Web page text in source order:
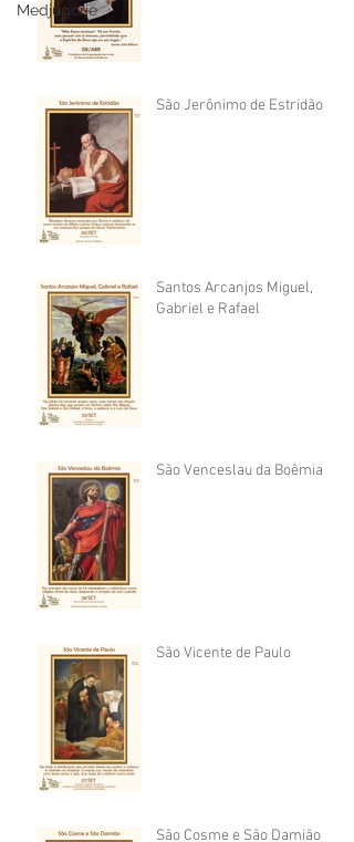
Medjugorje
São Jerônimo de Estridão
Santos Arcanjos Miguel,
Gabriel e Rafael
São Venceslau da Boêmia
São Vicente de Paulo
São Cosme e São Damião